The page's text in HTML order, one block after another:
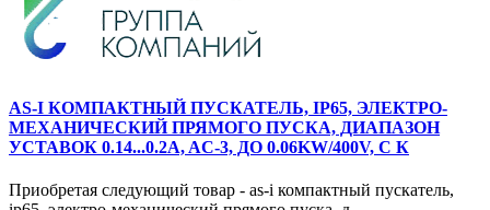
AS-I КОМПАКТНЫЙ ПУСКАТЕЛЬ, IP65, ЭЛЕКТРО-
МЕХАНИЧЕСКИЙ ПРЯМОГО ПУСКА, ДИАПАЗОН
УСТАВОК 0.14...0.2A, AC-3, ДО 0.06KW/400V, С К
Приобретая следующий товар - as-i компактный пускатель,